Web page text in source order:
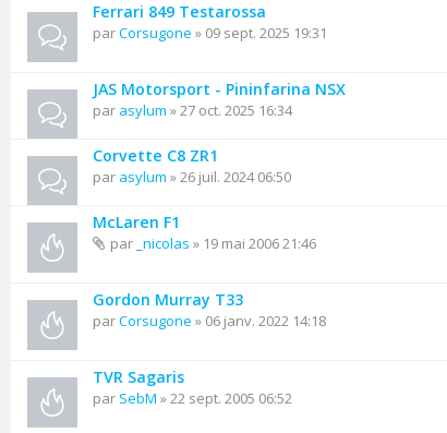
Ferrari 849 Testarossa
parCorsugone » 09 sept. 2025 19:31
JAS Motorsport - Pininfarina NSX
par asylum » 27 oct. 2025 16:34
Corvette C8 ZR1
par asylum » 26 juil. 2024 06:50
McLaren F1
par _nicolas » 19 mai 2006 21:46
Gordon Murray T33
parCorsugone » 06 janv. 2022 14:18
TVR Sagaris
par SebM » 22 sept. 2005 06:52